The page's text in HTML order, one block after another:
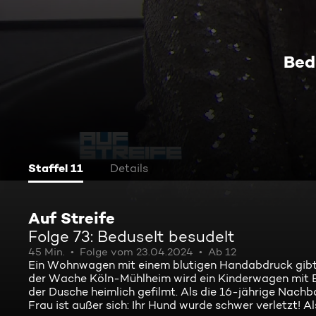
Staffel 11 Details
Auf Streife
Folge 73: Beduselt besudelt
45 Min. Folge vom 23.04.2024 Ab 12
Ein Wohnwagen mit einem blutigen Handabdruck
der Wache Köln-Mühlheim wird ein Kinderwagen
der Dusche heimlich gefilmt. Als die 16-jährige
Frau ist außer sich: Ihr Hund wurde schwer verletzt!